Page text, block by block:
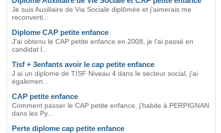
Je suis Auxiliaire de Via Sociale diplômée et j'aimerais me
reconverti...
Diplome CAP petite enfance
J'ai obtenu le CAP petite enfance en 2008, je l'ai passé en
candidat l...
Tisf + 3enfants avoir le cap petite enfance
J ai un diplome de TISF Niveau 4 dans le secteur social, j'ai
égalemen...
CAP petite enfance
Comment passer le CAP petite enfance, j'habite à PERPIGNAN
dans les Py...
Perte diplome cap petite enfance